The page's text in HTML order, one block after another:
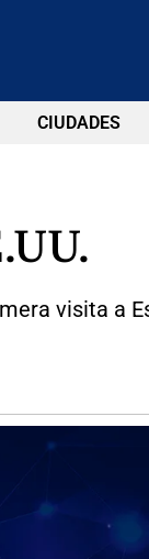
CIUDADES
visita a